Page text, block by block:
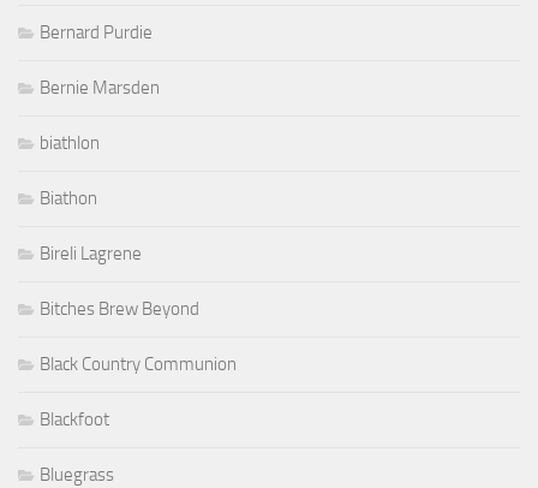
Bernard Purdie
Bernie Marsden
biathlon
Biathon
Bireli Lagrene
Bitches Brew Beyond
Black Country Communion
Blackfoot
Bluegrass